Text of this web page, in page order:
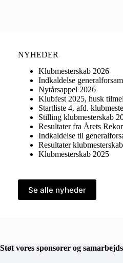
NYHEDER
Klubmesterskab 2026
Indkaldelse
Nytårsappel 2026
Klubfest 2025, husk
Startliste 4. afd.
Stilling klubmesterskab
Resultater fra Årets
Indkaldelse til
Resultater klubmesterskab
Klubmesterskab 2025
Se alle nyheder
Støt vores sponsorer og